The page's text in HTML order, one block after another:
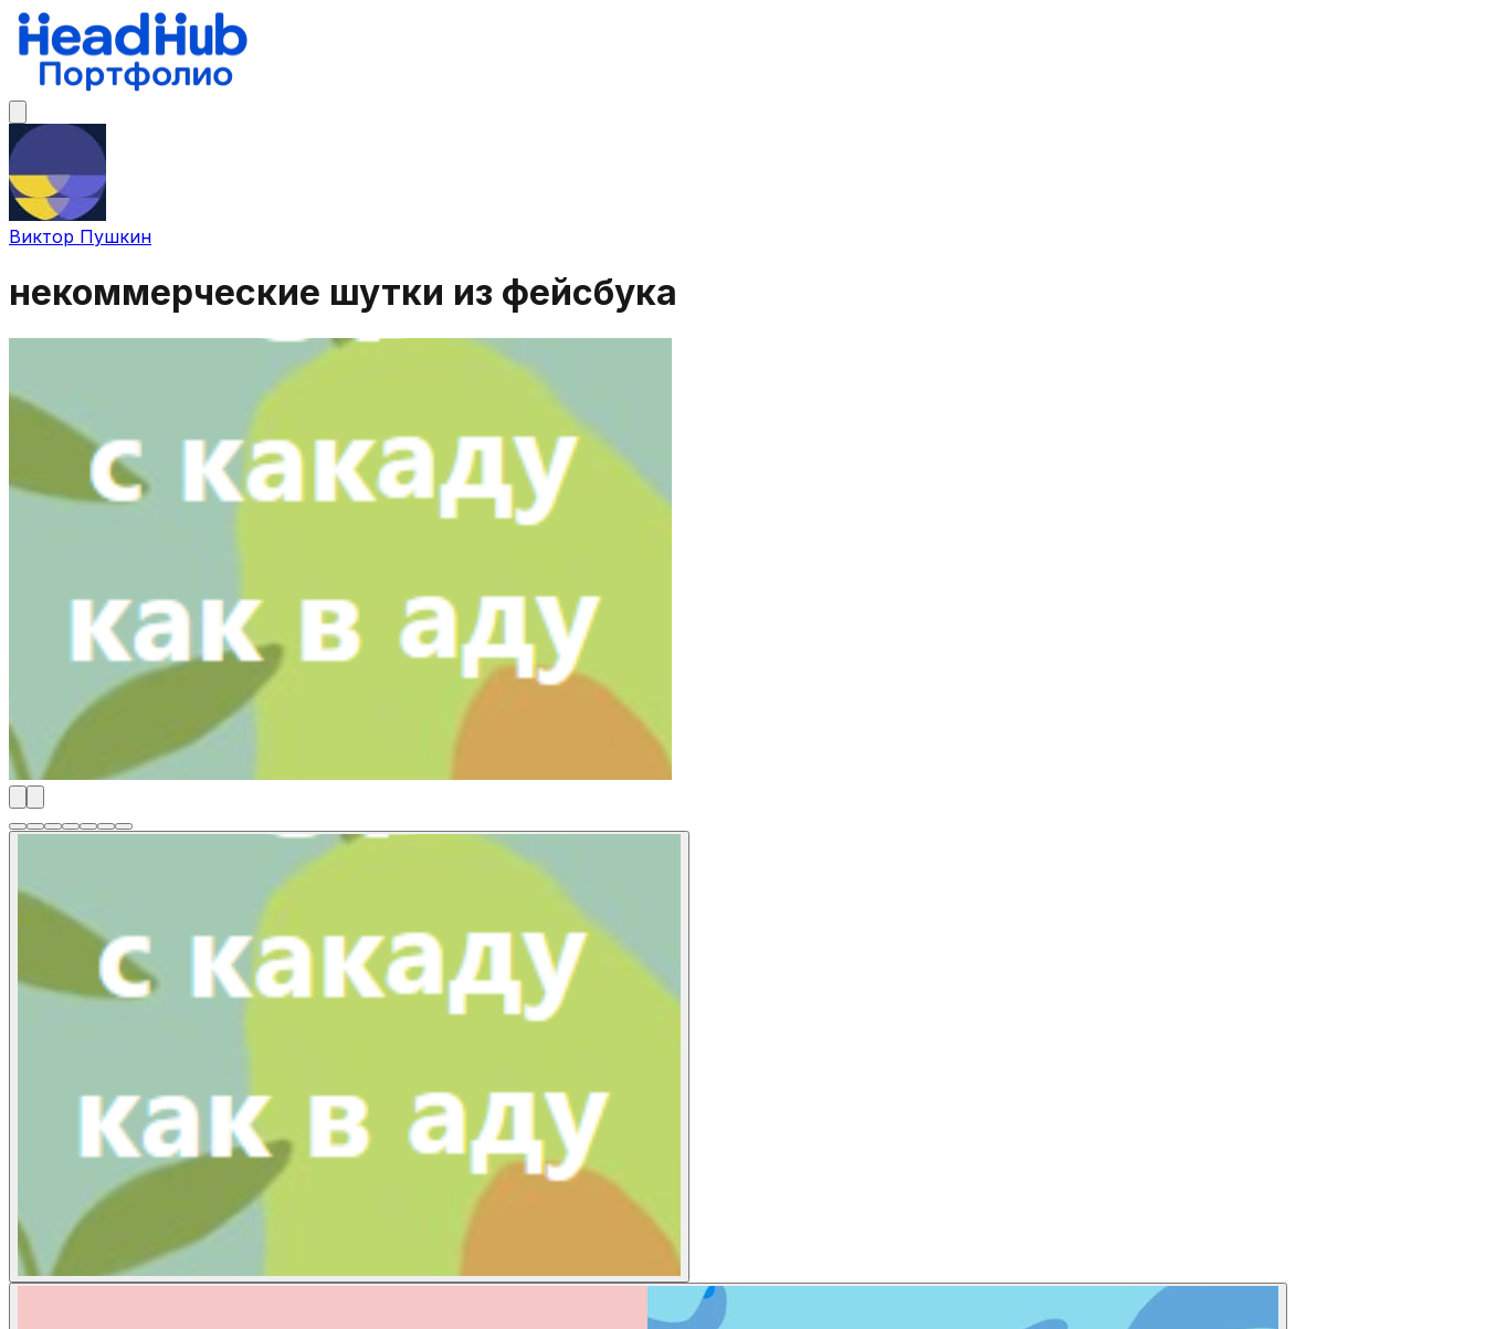
Виктор Пушкин
некоммерческие шутки из фейсбука